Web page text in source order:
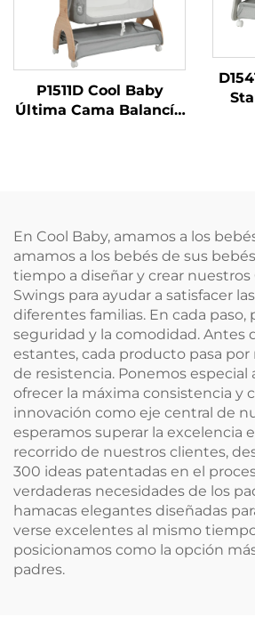
P1511D Cool Baby
Última Cama Balancín
En Cool Baby, amamos a los
amamos a los bebés de sus
tiempo a diseñar y crear nuestros
Swings para ayudar a satisfacer
diferentes familias. En cada paso,
seguridad y la comodidad. Antes
estantes, cada producto pasa por
de resistencia. Ponemos especial
ofrecer la máxima consistencia y
innovación como eje central de
esperamos superar la excelencia
recorrido de nuestros clientes,
300 ideas patentadas en el
verdaderas necesidades de los
hamacas elegantes diseñadas
verse excelentes al mismo
posicionamos como la opción
padres.